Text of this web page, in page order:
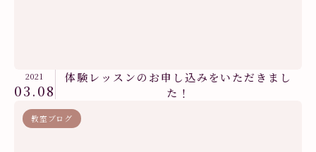
2021
03.08
体験レッスンのお申し込みをいただきまし
た！
教室ブログ